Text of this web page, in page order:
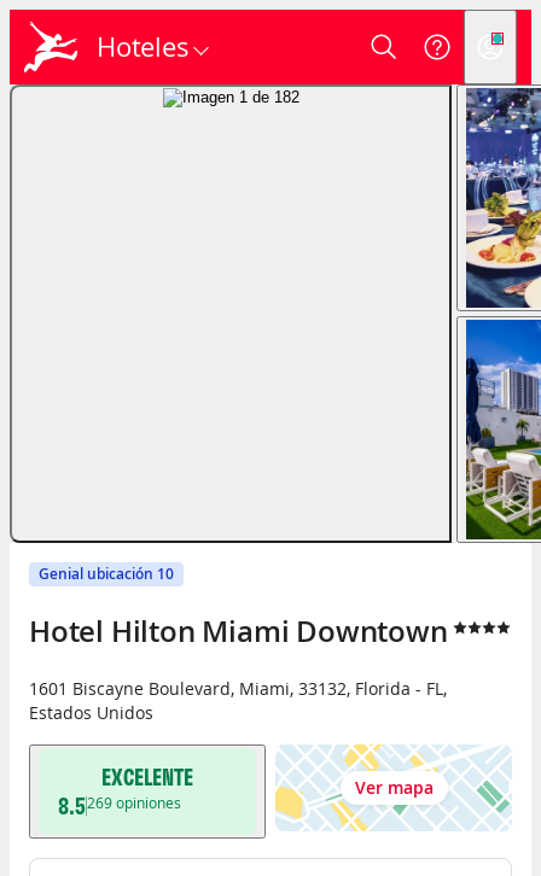
Hoteles
Genial ubicación 10
Hotel Hilton Miami Downtown
1601 Biscayne Boulevard, Miami, 33132, Florida - FL ,
Estados Unidos
EXCELENTE
8.5269opiniones
Ver mapa